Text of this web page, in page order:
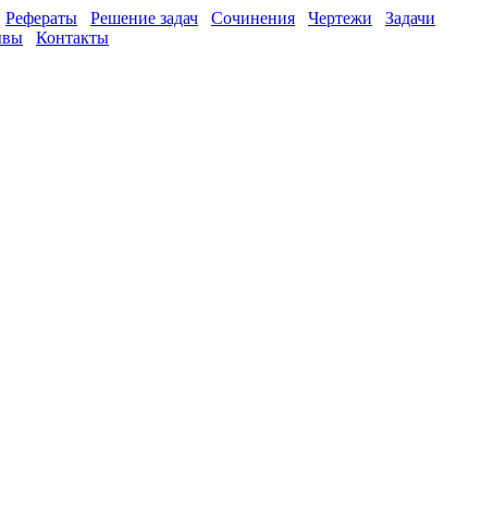
Рефераты Решение задач Сочинения Чертежи
Задачи
Контакты